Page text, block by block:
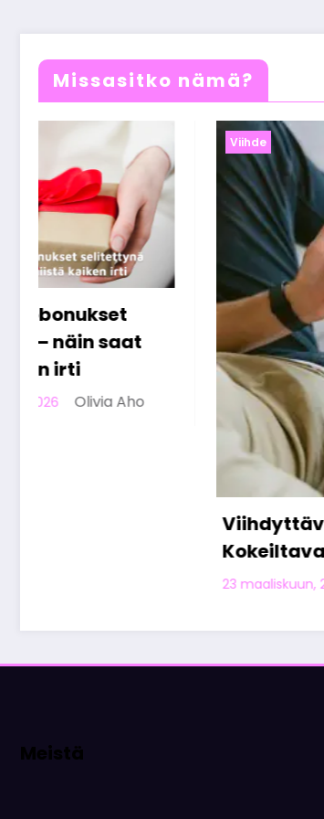
Missasitko nämä?
Viihdyttäviä Pelejä
Olivia Aho
Meistä